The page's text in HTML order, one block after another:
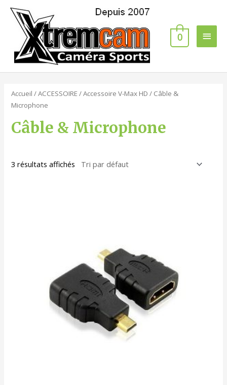
0
Accueil /ACCESSOIRE /Accessoire V-Max HD / Câble &
Microphone
Câble & Microphone
3 résultats affichés